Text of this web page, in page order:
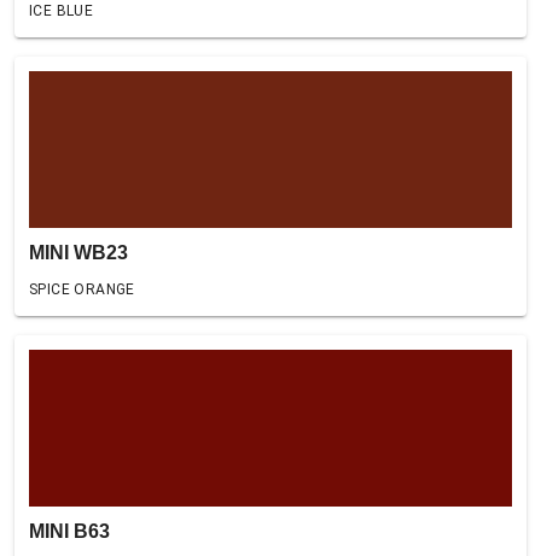
ICE BLUE
MINI WB23
SPICE ORANGE
MINI B63